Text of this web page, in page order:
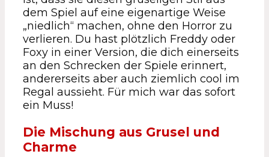
dem Spiel auf eine eigenartige Weise
„niedlich“ machen, ohne den Horror zu
verlieren. Du hast plötzlich Freddy oder
Foxy in einer Version, die dich einerseits
an den Schrecken der Spiele erinnert,
andererseits aber auch ziemlich cool im
Regal aussieht. Für mich war das sofort
ein Muss!
Die Mischung aus Grusel und
Charme